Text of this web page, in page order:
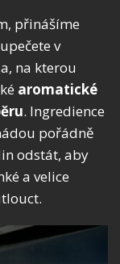
přinášíme
v
na kterou
aromatické
. Ingredience
pořádně
odstát, aby
a velice